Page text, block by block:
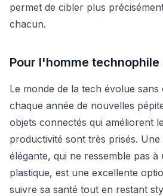
permet de cibler plus
chacun.
Pour l'homme
Le monde de la tech évolue
chaque année de nouvelles
objets connectés qui améliorent
productivité sont très prisés.
élégante, qui ne ressemble pas à
plastique, est une excellente
suivre sa santé tout en restant